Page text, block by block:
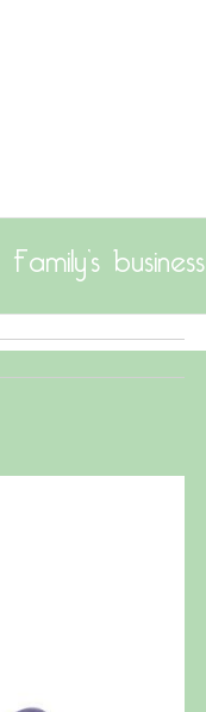
Family’s business